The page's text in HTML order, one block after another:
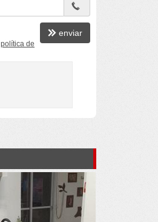
política de
enviar